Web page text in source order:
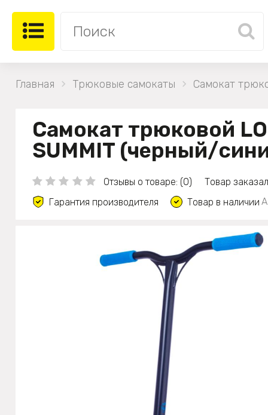
Главная Трюковые самокаты Самокат
Самокат трюковой
SUMMIT (черный/
Отзывы о товаре: (0)
Товар
Гарантия производителя
Товар в наличии